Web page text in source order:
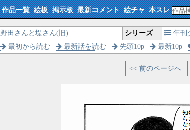
作品一覧 絵板 掲示板 最新コメント 絵チャ 本スレ
野田さんと堤さん(旧) シリーズ 年刊
最初から読む 最新話を読む 先頭10p 最新10p
<< 前のページへ